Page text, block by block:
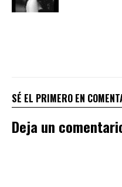
SÉ EL PRIMERO EN
Deja un